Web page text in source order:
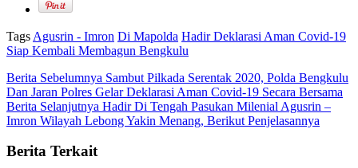
Tags Agusrin - Imron Di Mapolda Hadir Deklarasi Aman Covid-19
Siap Kembali Membagun Bengkulu
Berita Sebelumnya Sambut Pilkada Serentak 2020, Polda Bengkulu
Dan Jaran Polres Gelar Deklarasi Aman Covid-19 Secara Bersama
Berita Selanjutnya Hadir Di Tengah Pasukan Milenial Agusrin –
Imron Wilayah Lebong Yakin Menang, Berikut Penjelasannya
Berita Terkait